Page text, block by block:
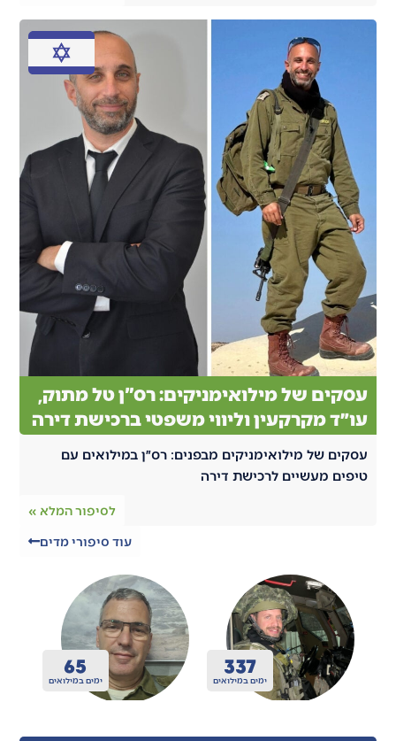
עסקים של מילואימניקים: רס"ן טל מתוק,
עו״ד מקרקעין וליווי משפטי ברכישת דירה
עסקים של מילואימניקים מבפנים: רס״ן במילואים עם
טיפים מעשיים לרכישת דירה
לסיפור המלא »
עוד סיפורי מדים
ימים במילואים
410
ימים במילואים
200